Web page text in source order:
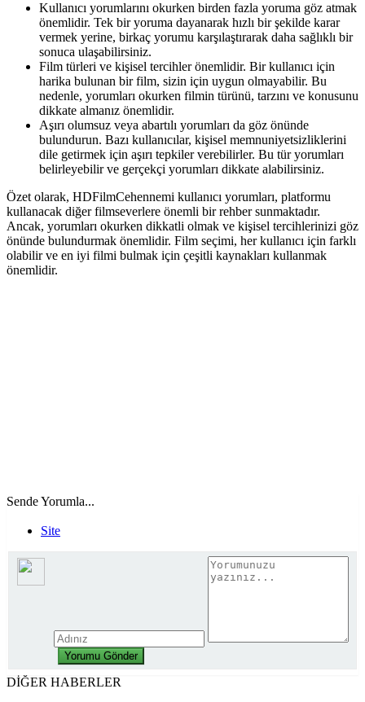
Kullanıcı yorumlarını okurken birden fazla yoruma göz atmak
önemlidir. Tek bir yoruma dayanarak hızlı bir şekilde karar
vermek yerine, birkaç yorumu karşılaştırarak daha sağlıklı bir
sonuca ulaşabilirsiniz.
Film türleri ve kişisel tercihler önemlidir. Bir kullanıcı için
harika bulunan bir film, sizin için uygun olmayabilir. Bu
nedenle, yorumları okurken filmin türünü, tarzını ve konusunu
dikkate almanız önemlidir.
Aşırı olumsuz veya abartılı yorumları da göz önünde
bulundurun. Bazı kullanıcılar, kişisel memnuniyetsizliklerini
dile getirmek için aşırı tepkiler verebilirler. Bu tür yorumları
belirleyebilir ve gerçekçi yorumları dikkate alabilirsiniz.
Özet olarak, HDFilmCehennemi kullanıcı yorumları, platformu
kullanacak diğer filmseverlere önemli bir rehber sunmaktadır.
Ancak, yorumları okurken dikkatli olmak ve kişisel tercihlerinizi göz
önünde bulundurmak önemlidir. Film seçimi, her kullanıcı için farklı
olabilir ve en iyi filmi bulmak için çeşitli kaynakları kullanmak
önemlidir.
Sende Yorumla...
Site
DİĞER HABERLER